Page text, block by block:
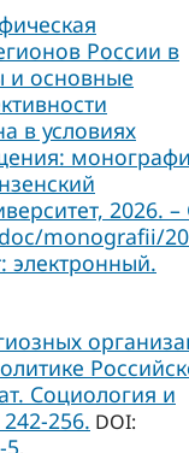
России в
и основные
в условиях
2026. –
monografii/
электронный.
Социология и
256. DOI: